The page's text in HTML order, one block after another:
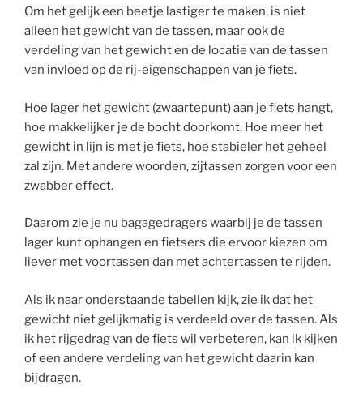
Om het gelijk een beetje lastiger te maken, is niet
alleen het gewicht van de tassen, maar ook de
verdeling van het gewicht en de locatie van de tassen
van invloed op de rij-eigenschappen van je fiets.
Hoe lager het gewicht (zwaartepunt) aan je fiets hangt,
hoe makkelijker je de bocht doorkomt. Hoe meer het
gewicht in lijn is met je fiets, hoe stabieler het geheel
zal zijn. Met andere woorden, zijtassen zorgen voor een
zwabber effect.
Daarom zie je nu bagagedragers waarbij je de tassen
lager kunt ophangen en fietsers die ervoor kiezen om
liever met voortassen dan met achtertassen te rijden.
Als ik naar onderstaande tabellen kijk, zie ik dat het
gewicht niet gelijkmatig is verdeeld over de tassen. Als
ik het rijgedrag van de fiets wil verbeteren, kan ik kijken
of een andere verdeling van het gewicht daarin kan
bijdragen.